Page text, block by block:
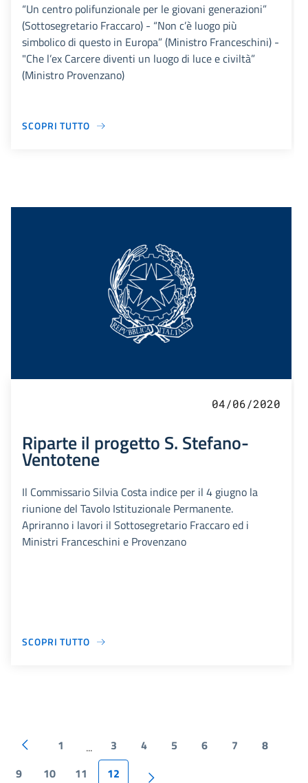
“Un centro polifunzionale per le giovani generazioni”
(Sottosegretario Fraccaro) - “Non c’è luogo più
simbolico di questo in Europa” (Ministro Franceschini) -
"Che l’ex Carcere diventi un luogo di luce e civiltà”
(Ministro Provenzano)
SCOPRI TUTTO
04/06/2020
Riparte il progetto S. Stefano-
Ventotene
Il Commissario Silvia Costa indice per il 4 giugno la
riunione del Tavolo Istituzionale Permanente.
Apriranno i lavori il Sottosegretario Fraccaro ed i
Ministri Franceschini e Provenzano
SCOPRI TUTTO
1 ... 3 4 5 6 7
8
9
10 11 12